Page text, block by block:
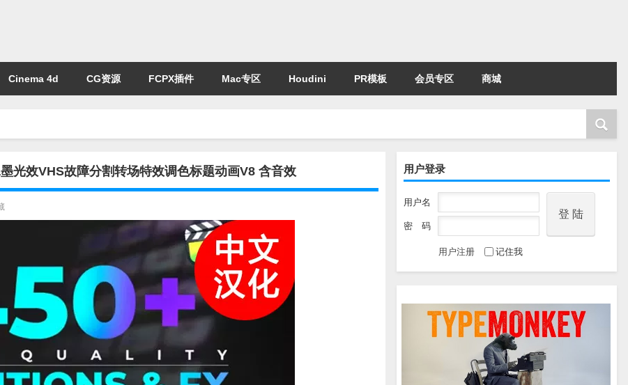
Cinema 4d CG资源 FCPX插件 Mac专区 Houdini PR模板 会员专区 商城
用户登录
用户名
密 码
用户注册 记住我
光效VHS故障分割转场特效调色标题动画V8 含音效